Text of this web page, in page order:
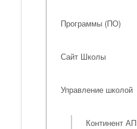
Программы (ПО)
Сайт Школы
Управление школой
Континент АП